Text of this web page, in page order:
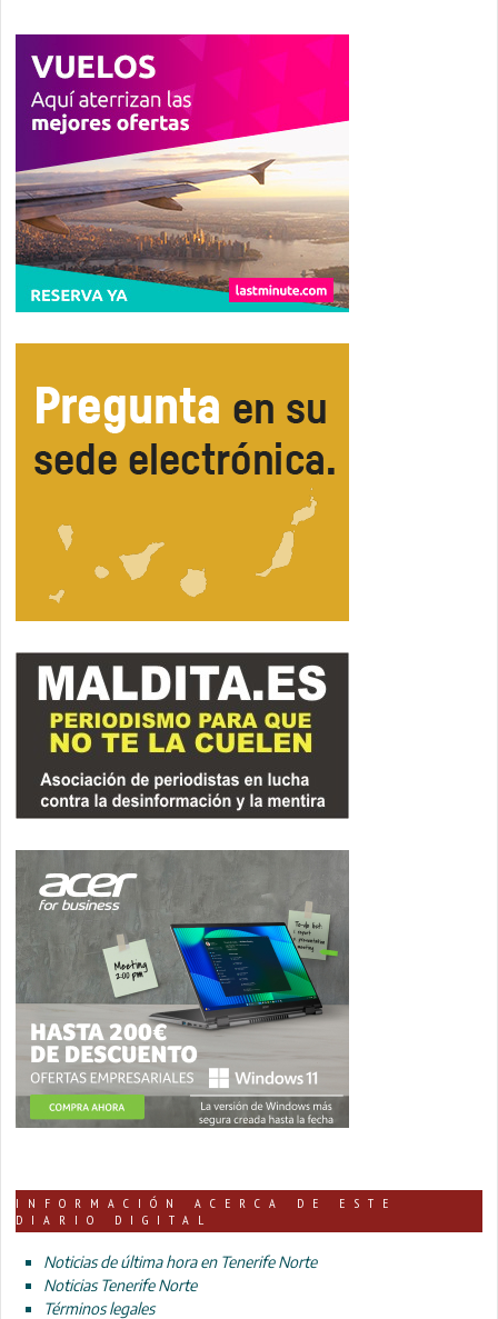
INFORMACIÓN ACERCA DE ESTE
DIARIO DIGITAL
Noticias de última hora en Tenerife Norte
Noticias Tenerife Norte
Términos legales